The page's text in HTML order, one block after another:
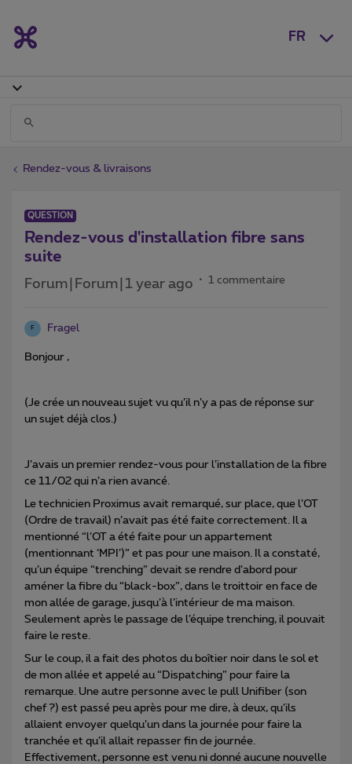
FR
Rendez-vous & livraisons
QUESTION
Rendez-vous d'installation fibre sans
suite
Forum|Forum|1 year ago 1 commentaire
F Fragel
Bonjour ,
(Je crée un nouveau sujet vu qu’il n’y a pas de réponse sur
un sujet déjà clos.)
J’avais un premier rendez-vous pour l’installation de la fibre
ce 11/02 qui n’a rien avancé.
Le technicien Proximus avait remarqué, sur place, que l’OT
(Ordre de travail) n’avait pas été faite correctement. Il a
mentionné “l’OT a été faite pour un appartement
(mentionnant ‘MPI’)” et pas pour une maison. Il a constaté,
qu’un équipe “trenching” devait se rendre d’abord pour
améner la fibre du “black-box”, dans le troittoir en face de
mon allée de garage, jusqu’à l’intérieur de ma maison.
Seulement après le passage de l’équipe trenching, il pouvait
faire le reste.
Sur le coup, il a fait des photos du boîtier noir dans le sol et
de mon allée et appelé au “Dispatching” pour faire la
remarque. Une autre personne avec le pull Unifiber (son
chef ?) est passé peu après pour me dire, à deux, qu’ils
allaient envoyer quelqu’un dans la journée pour faire la
tranchée et qu’il allait repasser fin de journée.
Effectivement, personne est venu ni donné aucune nouvelle